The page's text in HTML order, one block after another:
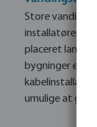
Store
installatører
placeret langt
bygninger eller
umulige at